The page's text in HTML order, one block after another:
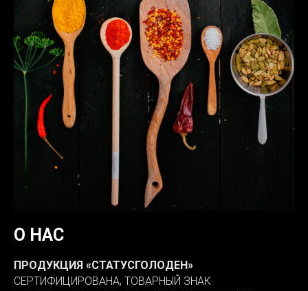
О НАС
ПРОДУКЦИЯ «СТАТУСГОЛОДЕН»
СЕРТИФИЦИРОВАНА, ТОВАРНЫЙ ЗНАК